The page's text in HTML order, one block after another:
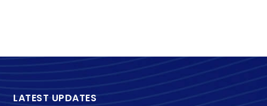
LATEST UPDATES